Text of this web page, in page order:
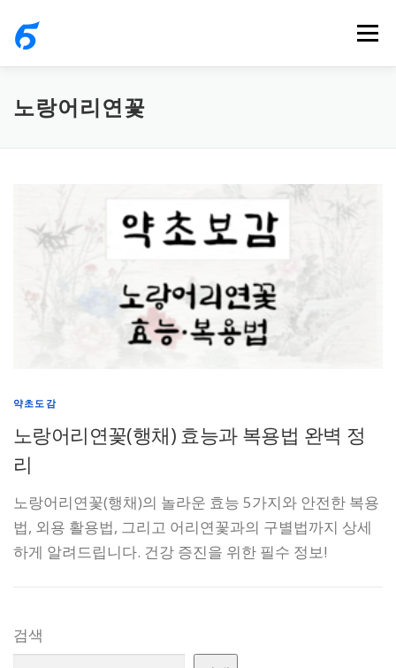
메뉴
노랑어리연꽃
약초도감
노랑어리연꽃(행채) 효능과 복용법 완벽 정
리
노랑어리연꽃(행채)의 놀라운 효능 5가지와 안전한 복용
법, 외용 활용법, 그리고 어리연꽃과의 구별법까지 상세
하게 알려드립니다. 건강 증진을 위한 필수 정보!
검색